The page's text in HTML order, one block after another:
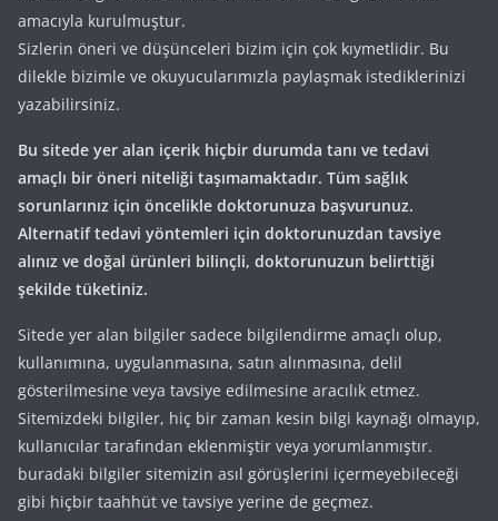
amacıyla kurulmuştur.
Sizlerin öneri ve düşünceleri bizim için çok kıymetlidir. Bu
dilekle bizimle ve okuyucularımızla paylaşmak istediklerinizi
yazabilirsiniz.
Bu sitede yer alan içerik hiçbir durumda tanı ve tedavi
amaçlı bir öneri niteliği taşımamaktadır. Tüm sağlık
sorunlarınız için öncelikle doktorunuza başvurunuz.
Alternatif tedavi yöntemleri için doktorunuzdan tavsiye
alınız ve doğal ürünleri bilinçli, doktorunuzun belirttiği
şekilde tüketiniz.
Sitede yer alan bilgiler sadece bilgilendirme amaçlı olup,
kullanımına, uygulanmasına, satın alınmasına, delil
gösterilmesine veya tavsiye edilmesine aracılık etmez.
Sitemizdeki bilgiler, hiç bir zaman kesin bilgi kaynağı olmayıp,
kullanıcılar tarafından eklenmiştir veya yorumlanmıştır.
buradaki bilgiler sitemizin asıl görüşlerini içermeyebileceği
gibi hiçbir taahhüt ve tavsiye yerine de geçmez.